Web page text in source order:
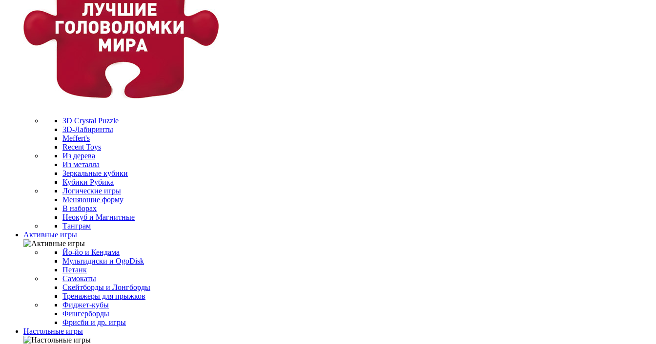
3D Crystal Puzzle
3D-Лабиринты
Meffert's
Recent Toys
Из дерева
Из металла
Зеркальные кубики
Кубики Рубика
Логические игры
Меняющие форму
В наборах
Неокуб и Магнитные
Танграм
Активные игры
Йо-йо и Кендама
Мультидиски и OgoDisk
Петанк
Самокаты
Скейтборды и Лонгборды
Тренажеры для прыжков
Фиджет-кубы
Фингерборды
Фрисби и др. игры
Настольные игры